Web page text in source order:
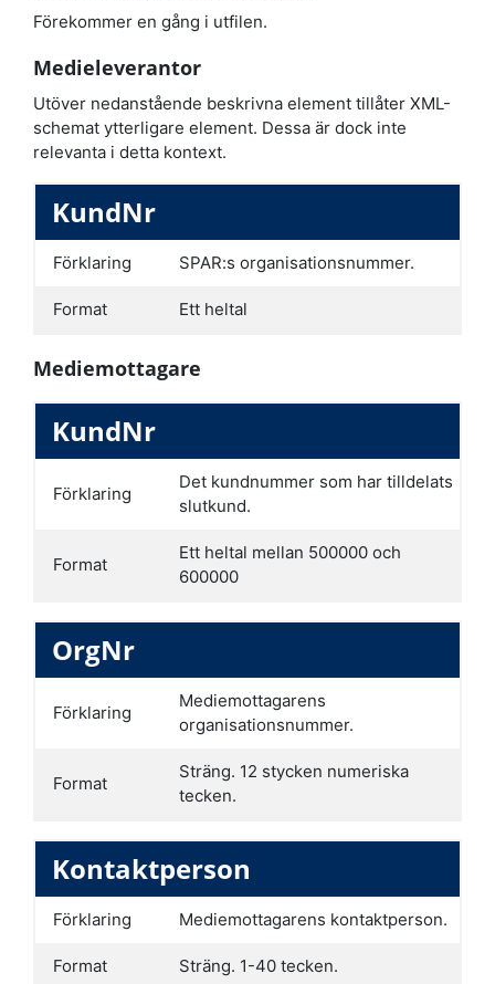
Förekommer en gång i utfilen.
Medieleverantor
Utöver nedanstående beskrivna element tillåter XML-
schemat ytterligare element. Dessa är dock inte
relevanta i detta kontext.
KundNr
Förklaring SPAR:s organisationsnummer.
Format Ett heltal
Mediemottagare
KundNr
Förklaring
Det kundnummer som har tilldelats
slutkund.
Format
Ett heltal mellan 500000 och
600000
OrgNr
Förklaring
Mediemottagarens
organisationsnummer.
Format
Sträng. 12 stycken numeriska
tecken.
Kontaktperson
Förklaring Mediemottagarens kontaktperson.
Format Sträng. 1-40 tecken.